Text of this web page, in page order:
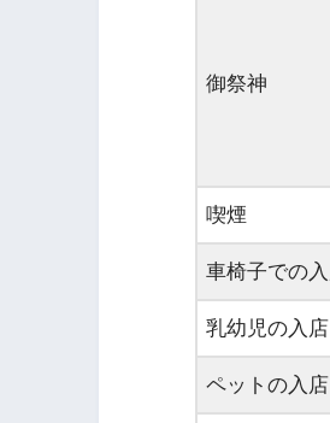
御祭神
喫煙
車椅子での
乳幼児の入店
ペットの入店